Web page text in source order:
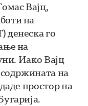
Вајц,
на
денеска го
на
Иако Вајц
содржината на
простор на